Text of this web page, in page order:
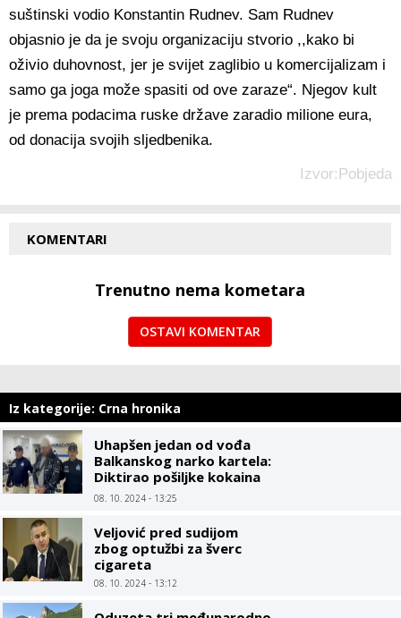
suštinski vodio Konstantin Rudnev. Sam Rudnev
objasnio je da je svoju organizaciju stvorio ,,kako bi
oživio duhovnost, jer je svijet zaglibio u komercijalizam i
samo ga joga može spasiti od ove zaraze“. Njegov kult
je prema podacima ruske države zaradio milione eura,
od donacija svojih sljedbenika.
Izvor:Pobjeda
KOMENTARI
Trenutno nema kometara
OSTAVI KOMENTAR
Iz kategorije: Crna hronika
Uhapšen jedan od vođa
Balkanskog narko kartela:
Diktirao pošiljke kokaina
do luka u Evropi
08. 10. 2024 - 13:25
Veljović pred sudijom
zbog optužbi za šverc
cigareta
08. 10. 2024 - 13:12